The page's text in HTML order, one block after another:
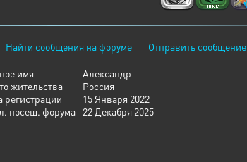
Найти сообщения на форуме Отправить сообщение
имя
Александр
жительства
Россия
регистрации
15 Января 2022
посещ. форума
22 Декабря 2025